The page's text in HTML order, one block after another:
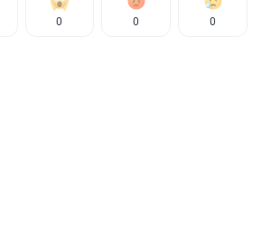
0 0 0